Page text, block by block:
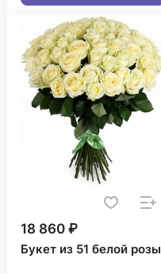
18 860 ₽
Букет из 51 белой розы